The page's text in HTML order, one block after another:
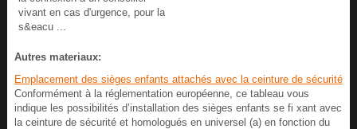
vivant en cas d'urgence, pour la
s&eacu ...
Autres materiaux:
Emplacement des sièges enfants attachés avec la ceinture de sécurité
Conformément à la réglementation européenne, ce tableau vous
indique les possibilités d’installation des sièges enfants se fi xant avec
la ceinture de sécurité et homologués en universel (a) en fonction du